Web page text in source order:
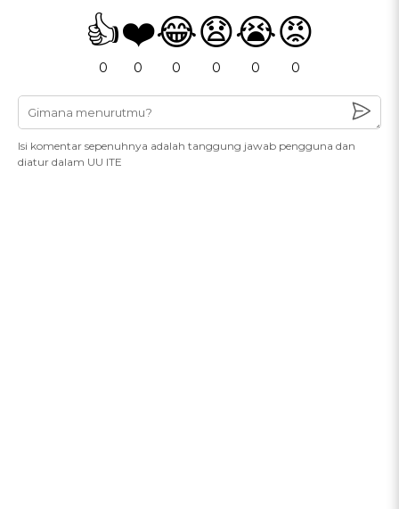
👍
0
❤️
0
😂
0
😧
0
😭
0
😡
0
Isi komentar sepenuhnya adalah tanggung jawab pengguna dan
diatur dalam UU ITE